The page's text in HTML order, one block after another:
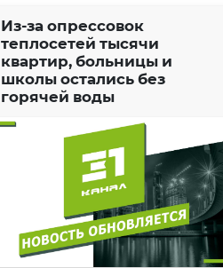
Из-за опрессовок
теплосетей тысячи
квартир, больницы и
школы остались без
горячей воды